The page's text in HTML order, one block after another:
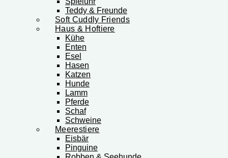
Teddy & Freunde
Soft Cuddly Friends
Haus & Hoftiere
Kühe
Enten
Esel
Hasen
Katzen
Hunde
Lamm
Pferde
Schaf
Schweine
Meerestiere
Eisbär
Pinguine